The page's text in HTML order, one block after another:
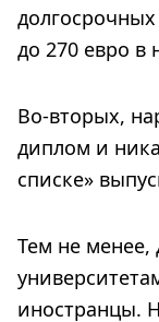
до 270 евро в
Во-вторых,
диплом и
списке»
Тем не
иностранцы.